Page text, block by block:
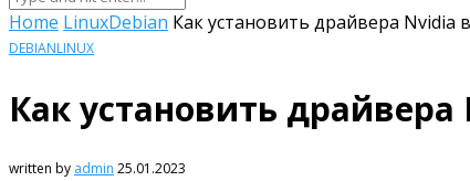
Home LinuxDebian Как установить драйвера Nvidia
DEBIANLINUX
Как установить драйвера
written by admin 25.01.2023